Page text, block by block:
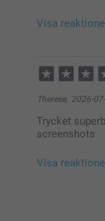
Kirsi
Visa
11:46
Hej
Vi
Helene
Therese, 2026-
Trycket
screenshots
Visa